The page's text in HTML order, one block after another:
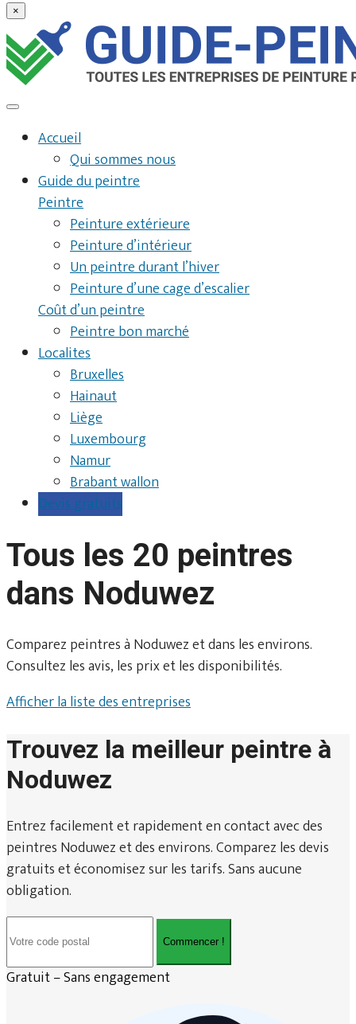
×
Accueil
Qui sommes nous
Guide du peintre
Peintre
Peinture extérieure
Peinture d’intérieur
Un peintre durant l’hiver
Peinture d’une cage d’escalier
Coût d’un peintre
Peintre bon marché
Localites
Bruxelles
Hainaut
Liège
Luxembourg
Namur
Brabant wallon
Devis gratuits
Tous les 20 peintres
dans Noduwez
Comparez peintres à Noduwez et dans les environs.
Consultez les avis, les prix et les disponibilités.
Afficher la liste des entreprises
Trouvez la meilleur peintre à
Noduwez
Entrez facilement et rapidement en contact avec des
peintres Noduwez et des environs. Comparez les devis
gratuits et économisez sur les tarifs. Sans aucune
obligation.
Commencer !
Gratuit – Sans engagement